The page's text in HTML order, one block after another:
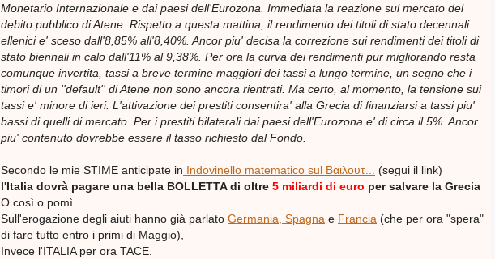
Monetario Internazionale e dai paesi dell'Eurozona. Immediata la reazione sul mercato del
debito pubblico di Atene. Rispetto a questa mattina, il rendimento dei titoli di stato decennali
ellenici e' sceso dall'8,85% all'8,40%. Ancor piu' decisa la correzione sui rendimenti dei titoli di
stato biennali in calo dall'11% al 9,38%. Per ora la curva dei rendimenti pur migliorando resta
comunque invertita, tassi a breve termine maggiori dei tassi a lungo termine, un segno che i
timori di un ''default'' di Atene non sono ancora rientrati. Ma certo, al momento, la tensione sui
tassi e' minore di ieri. L'attivazione dei prestiti consentira' alla Grecia di finanziarsi a tassi piu'
bassi di quelli di mercato. Per i prestiti bilaterali dai paesi dell'Eurozona e' di circa il 5%. Ancor
piu' contenuto dovrebbe essere il tasso richiesto dal Fondo.
Secondo le mie STIME anticipate in Indovinello matematico sul Βαιλουτ...
(segui il link)
l'Italia dovrà pagare una bella BOLLETTA di oltre 5 miliardi di euro per salvare la Grecia
O così o pomì....
Sull'erogazione degli aiuti hanno già parlato Germania, Spagna e Francia (che per ora "spera"
di fare tutto entro i primi di Maggio),
Invece l'ITALIA per ora TACE.